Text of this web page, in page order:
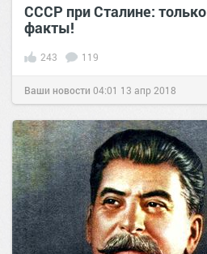
СССР при Сталине: только
факты!
243 119
Ваши новости 04:01 13 апр 2018